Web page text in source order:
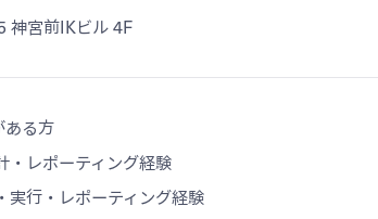
神宮前IKビル 4F
ある方
・レポーティング経験
実行・レポーティング経験